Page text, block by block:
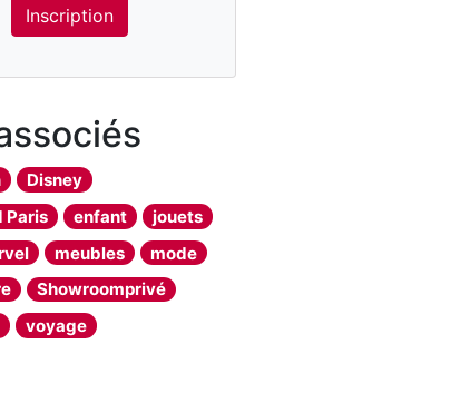
Inscription
Disney
Paris
enfant
jouets
meubles
mode
Showroomprivé
voyage